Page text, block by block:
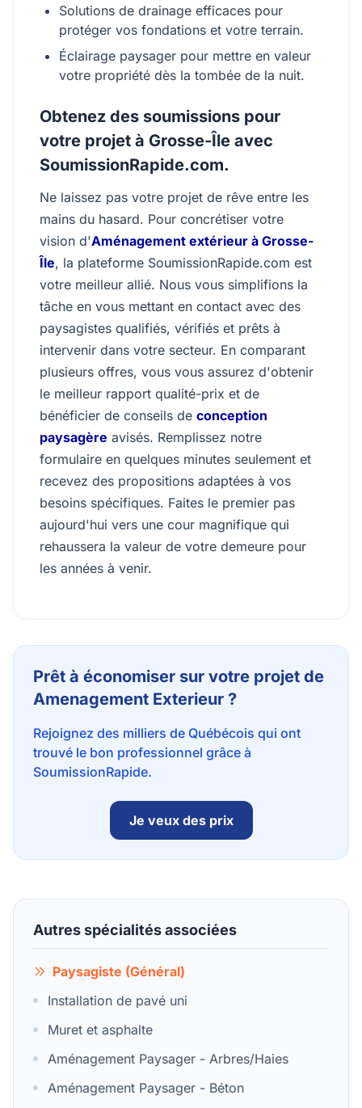
Solutions de drainage efficaces pour
protéger vos fondations et votre terrain.
Éclairage paysager pour mettre en valeur
votre propriété dès la tombée de la nuit.
Obtenez des soumissions pour
votre projet à Grosse-Île avec
SoumissionRapide.com.
Ne laissez pas votre projet de rêve entre les
mains du hasard. Pour concrétiser votre
vision d'Aménagement extérieur à Grosse-
Île, la plateforme SoumissionRapide.com est
votre meilleur allié. Nous vous simplifions la
tâche en vous mettant en contact avec des
paysagistes qualifiés, vérifiés et prêts à
intervenir dans votre secteur. En comparant
plusieurs offres, vous vous assurez d'obtenir
le meilleur rapport qualité-prix et de
bénéficier de conseils de conception
paysagère avisés. Remplissez notre
formulaire en quelques minutes seulement et
recevez des propositions adaptées à vos
besoins spécifiques. Faites le premier pas
aujourd'hui vers une cour magnifique qui
rehaussera la valeur de votre demeure pour
les années à venir.
Prêt à économiser sur votre projet de
Amenagement Exterieur ?
Rejoignez des milliers de Québécois qui ont
trouvé le bon professionnel grâce à
SoumissionRapide.
Je veux des prix
Autres spécialités associées
Paysagiste (Général)
Installation de pavé uni
Muret et asphalte
Aménagement Paysager - Arbres/Haies
Aménagement Paysager - Béton